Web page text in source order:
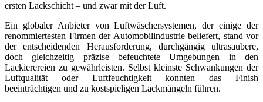
ersten Lackschicht – und zwar mit der Luft.
Ein globaler Anbieter von Luftwäschersystemen, der einige der
renommiertesten Firmen der Automobilindustrie beliefert, stand vor
der entscheidenden Herausforderung, durchgängig ultrasaubere,
doch gleichzeitig präzise befeuchtete Umgebungen in den
Lackierereien zu gewährleisten. Selbst kleinste Schwankungen der
Luftqualität oder Luftfeuchtigkeit konnten das Finish
beeinträchtigen und zu kostspieligen Lackmängeln führen.